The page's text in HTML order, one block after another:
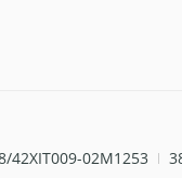
42XIT009-02M1253